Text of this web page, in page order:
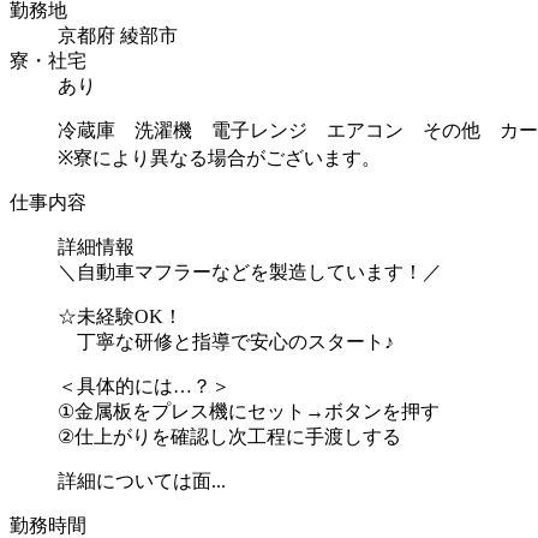
勤務地
京都府 綾部市
寮・社宅
あり
冷蔵庫 洗濯機 電子レンジ エアコン その他 カー
※寮により異なる場合がございます。
仕事内容
詳細情報
＼自動車マフラーなどを製造しています！／
☆未経験OK！
丁寧な研修と指導で安心のスタート♪
＜具体的には…？＞
①金属板をプレス機にセット→ボタンを押す
②仕上がりを確認し次工程に手渡しする
詳細については面...
勤務時間